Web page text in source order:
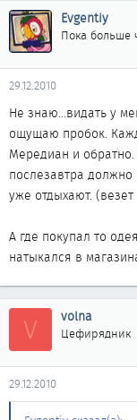
Evgentiy
Пока больше
29.12.2010
Не знаю...видать у
ощущаю пробок.
Мередиан и
послезавтра
уже отдыхают.
А где покупал то
натыкался в
V volna
Цефирядник
29.12.2010